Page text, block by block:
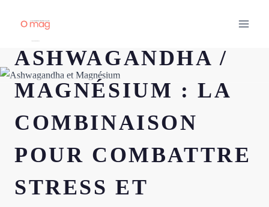
ASHWAGANDHA /
MAGNÉSIUM : LA
COMBINAISON
POUR COMBATTRE
STRESS ET